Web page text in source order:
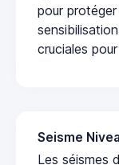
pour
cruciales
Seisme
Les séismes